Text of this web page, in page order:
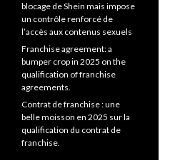
blocage de Shein mais impose
un contrôle renforcé de
l’accès aux contenus sexuels
Franchise agreement: a
bumper crop in 2025 on the
qualification of franchise
agreements.
Contrat de franchise : une
belle moisson en 2025 sur la
qualification du contrat de
franchise.